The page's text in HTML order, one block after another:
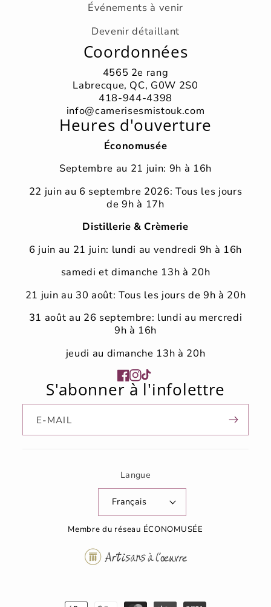
Coordonnées
4565 2e rang
Labrecque, QC, G0W 2S0
418-944-4398
info@camerisesmistouk.com
Heures d'ouverture
Économusée
Septembre au 21 juin: 9h à 16h
22 juin au 6 septembre 2026: Tous les jours
de 9h à 17h
Distillerie & Crèmerie
6 juin au 21 juin: lundi au vendredi 9h à 16h
samedi et dimanche 13h à 20h
21 juin au 30 août: Tous les jours de 9h à 20h
31 août au 26 septembre: lundi au mercredi
9h à 16h
jeudi au dimanche 13h à 20h
Événements à venir
Devenir détaillant
Facebook
Instagram
TikTok
S'abonner à l'infolettre
E-MAIL
Langue
Français
Membre du réseau ÉCONOMUSÉE